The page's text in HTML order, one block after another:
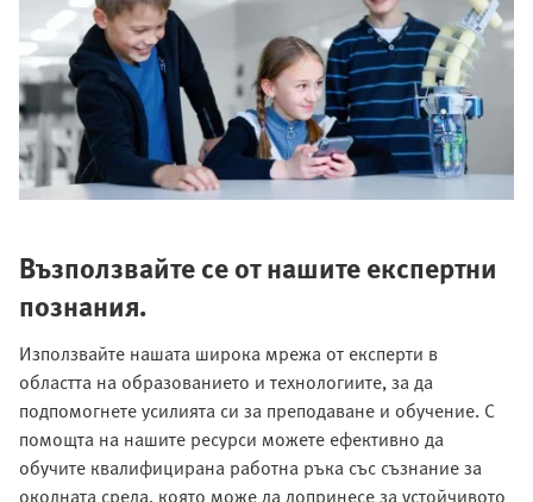
Възползвайте се от нашите експертни
познания.
Използвайте нашата широка мрежа от експерти в
областта на образованието и технологиите, за да
подпомогнете усилията си за преподаване и обучение. С
помощта на нашите ресурси можете ефективно да
обучите квалифицирана работна ръка със съзнание за